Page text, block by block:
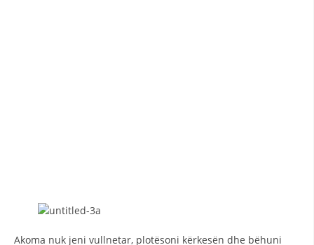
Akoma nuk jeni vullnetar, plotësoni kërkesën dhe bëhuni